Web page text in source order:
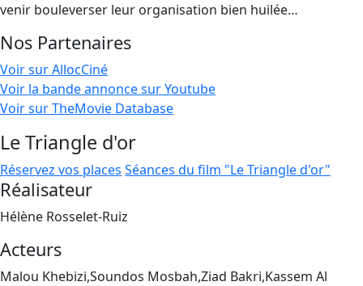
venir bouleverser leur organisation bien huilée…
Nos Partenaires
Voir sur AllocCiné
Voir la bande annonce sur Youtube
Voir sur TheMovie Database
Le Triangle d'or
Réservez vos places Séances du film "Le Triangle d'or"
Réalisateur
Hélène Rosselet-Ruiz
Acteurs
Malou Khebizi,Soundos Mosbah,Ziad Bakri,Kassem Al